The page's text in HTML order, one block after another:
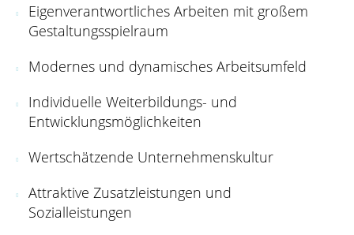
Eigenverantwortliches Arbeiten mit großem
Gestaltungsspielraum
Modernes und dynamisches Arbeitsumfeld
Individuelle Weiterbildungs- und
Entwicklungsmöglichkeiten
Wertschätzende Unternehmenskultur
Attraktive Zusatzleistungen und
Sozialleistungen